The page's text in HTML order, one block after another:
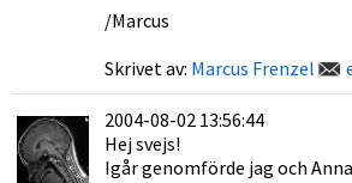
/Marcus
Skrivet av: Marcus Frenzel
2004-08-02 13:56:44
Hej svejs!
Igår genomförde jag och